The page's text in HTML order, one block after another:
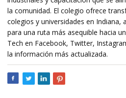
la comunidad. El colegio ofrece
colegios y universidades en Indiana,
para una ruta más asequible hacia
Tech en Facebook, Twitter,
la información más actualizada.